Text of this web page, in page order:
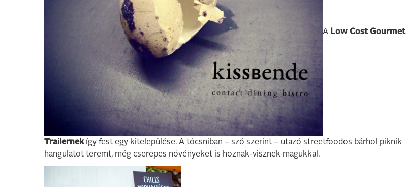
A Low Cost Gourmet
Trailernekígy fest egy kitelepülése. A tócsniban – szó szerint – utazó streetfoodos bárhol piknik
hangulatot teremt, még cserepes növényeket is hoznak-visznek magukkal.